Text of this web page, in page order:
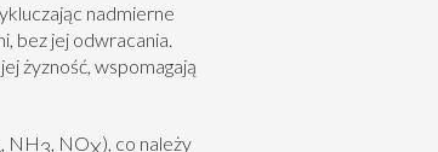
nadmierne
bez jej odwracania.
żyzność, wspomagają
, NH , NO
), co należy